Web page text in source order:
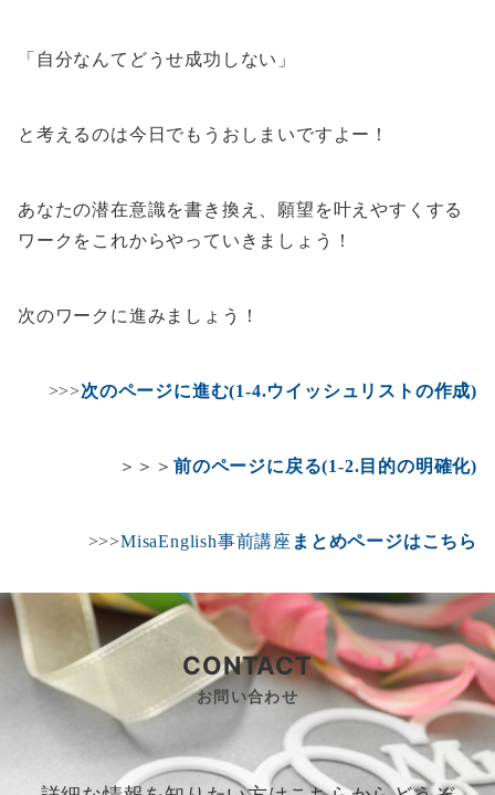
「自分なんてどうせ成功しない」
と考えるのは今日でもうおしまいですよー！
あなたの潜在意識を書き換え、願望を叶えやすくする
ワークをこれからやっていきましょう！
次のワークに進みましょう！
>>>次のページに進む(1-4.ウイッシュリストの作成)
＞＞＞ 前のページに戻る(1-2.目的の明確化)
>>>MisaEnglish事前講座 まとめページはこちら
CONTACT
お問い合わせ